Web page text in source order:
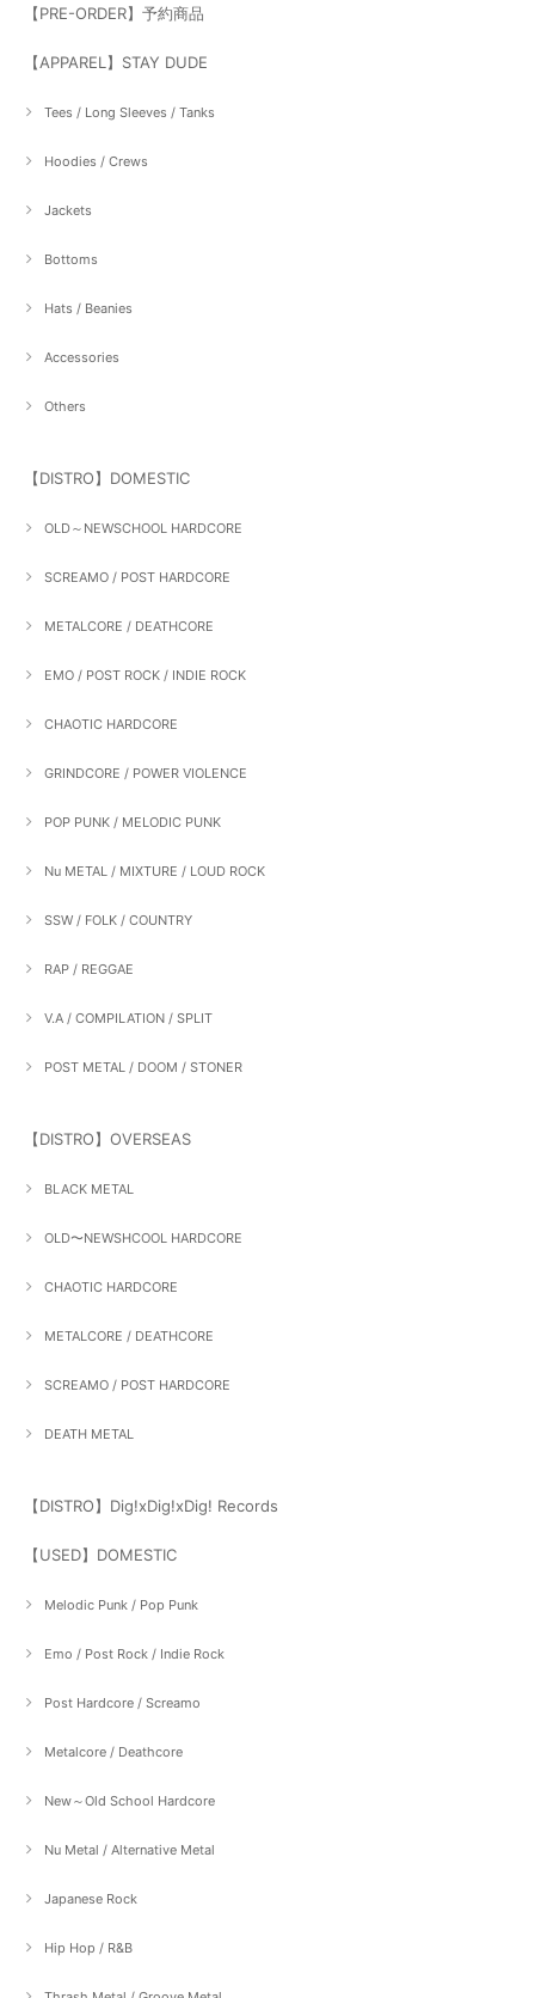
【PRE-ORDER】予約商品
【APPAREL】STAY DUDE
Tees / Long Sleeves / Tanks
Hoodies / Crews
Jackets
Bottoms
Hats / Beanies
Accessories
Others
【DISTRO】DOMESTIC
OLD～NEWSCHOOL HARDCORE
SCREAMO / POST HARDCORE
METALCORE / DEATHCORE
EMO / POST ROCK / INDIE ROCK
CHAOTIC HARDCORE
GRINDCORE / POWER VIOLENCE
POP PUNK / MELODIC PUNK
Nu METAL / MIXTURE / LOUD ROCK
SSW / FOLK / COUNTRY
RAP / REGGAE
V.A / COMPILATION / SPLIT
POST METAL / DOOM / STONER
【DISTRO】OVERSEAS
BLACK METAL
OLD〜NEWSHCOOL HARDCORE
CHAOTIC HARDCORE
METALCORE / DEATHCORE
SCREAMO / POST HARDCORE
DEATH METAL
【DISTRO】Dig!xDig!xDig! Records
【USED】DOMESTIC
Melodic Punk / Pop Punk
Emo / Post Rock / Indie Rock
Post Hardcore / Screamo
Metalcore / Deathcore
New～Old School Hardcore
Nu Metal / Alternative Metal
Japanese Rock
Hip Hop / R&B